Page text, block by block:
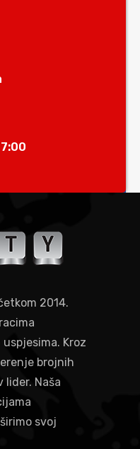
2014.
Kroz
brojnih
Naša
svoj